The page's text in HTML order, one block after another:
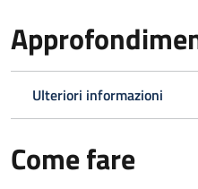
Ulteriori informazioni
Come fare